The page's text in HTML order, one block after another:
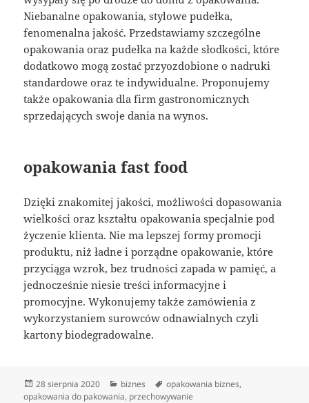
Niebanalne opakowania, stylowe pudełka,
fenomenalna jakość. Przedstawiamy szczególne
opakowania oraz pudełka na każde słodkości, które
dodatkowo mogą zostać przyozdobione o nadruki
standardowe oraz te indywidualne. Proponujemy
także opakowania dla firm gastronomicznych
sprzedających swoje dania na wynos.
opakowania fast food
Dzięki znakomitej jakości, możliwości dopasowania
wielkości oraz kształtu opakowania specjalnie pod
życzenie klienta. Nie ma lepszej formy promocji
produktu, niż ładne i porządne opakowanie, które
przyciąga wzrok, bez trudności zapada w pamięć, a
jednocześnie niesie treści informacyjne i
promocyjne. Wykonujemy także zamówienia z
wykorzystaniem surowców odnawialnych czyli
kartony biodegradowalne.
Data
publikacji
28 sierpnia 2020 Kategorie
biznes Tagi
opakowania biznes,
opakowania do pakowania, przechowywanie